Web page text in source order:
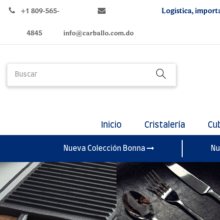
+1 809-565-
4845 info@carballo.com.do
Logística,
Inicio Cristalería
Nueva Colección Bonna